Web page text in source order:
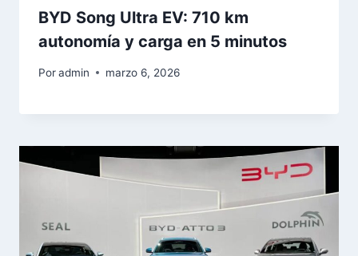
BYD Song Ultra EV: 710 km
autonomía y carga en 5 minutos
Poradmin marzo 6, 2026